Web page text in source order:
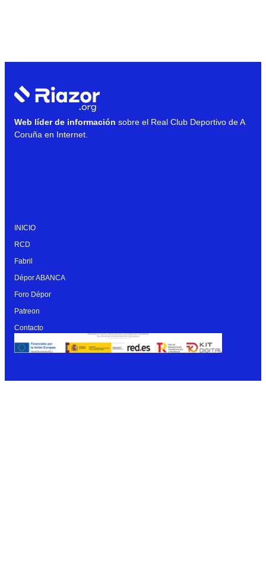
Web líder de información sobre el Real Club Deportivo de A
Coruña en Internet.
INICIO
RCD
Fabril
Dépor ABANCA
Foro Dépor
Patreon
Contacto